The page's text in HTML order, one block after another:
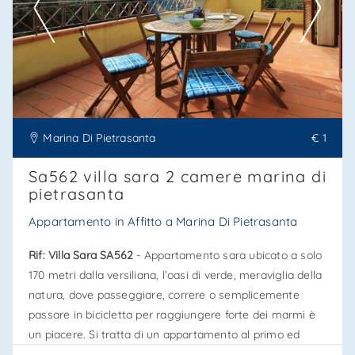
--------------------
Vedi tutti i dettagli
Marina Di Pietrasanta € 1
Sa562 villa sara 2 camere marina di
pietrasanta
Appartamento in Affitto a Marina Di Pietrasanta
Rif: Villa Sara SA562 - Appartamento sara ubicato a solo
170 metri dalla versiliana, l’oasi di verde, meraviglia della
natura, dove passeggiare, correre o semplicemente
passare in bicicletta per raggiungere forte dei marmi è
un piacere. Si tratta di un appartamento al primo ed